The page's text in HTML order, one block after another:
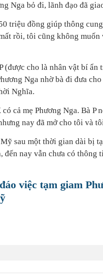
Nga bỏ đi, lãnh đạo đã
triệu đồng giúp thông
rồi, tôi cũng không
(được cho là nhân vật bí ẩn
Nga nhờ bà đi đưa
Nghĩa.
cả mẹ Phương Nga. Bà P
nay đã mở cho tôi và
sau một thời gian dài bị
đến nay vẫn chưa có
việc tạm giam